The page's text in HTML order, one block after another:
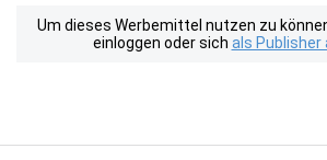
Um dieses Werbemittel nutzen zu
einloggen oder sich als Publisher